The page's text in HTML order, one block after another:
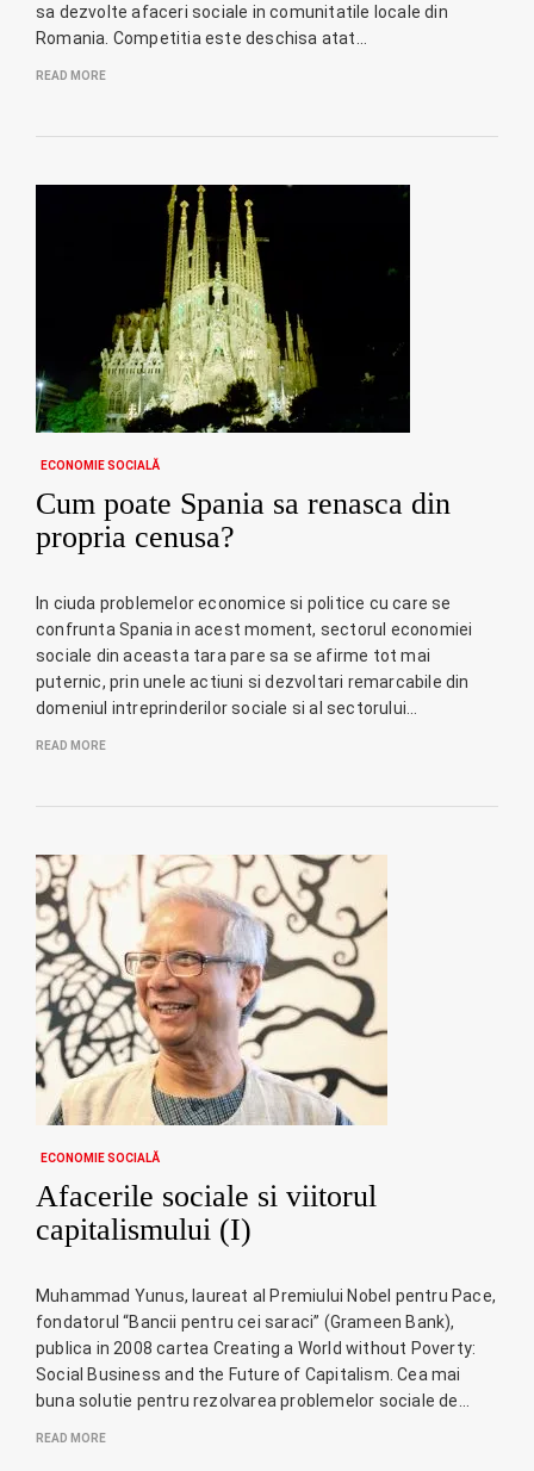
sa dezvolte afaceri sociale in comunitatile locale din
Romania. Competitia este deschisa atat…
READ MORE
ECONOMIE SOCIALĂ
Cum poate Spania sa renasca din
propria cenusa?
In ciuda problemelor economice si politice cu care se
confrunta Spania in acest moment, sectorul economiei
sociale din aceasta tara pare sa se afirme tot mai
puternic, prin unele actiuni si dezvoltari remarcabile din
domeniul intreprinderilor sociale si al sectorului…
READ MORE
ECONOMIE SOCIALĂ
Afacerile sociale si viitorul
capitalismului (I)
Muhammad Yunus, laureat al Premiului Nobel pentru Pace,
fondatorul “Bancii pentru cei saraci” (Grameen Bank),
publica in 2008 cartea Creating a World without Poverty:
Social Business and the Future of Capitalism. Cea mai
buna solutie pentru rezolvarea problemelor sociale de…
READ MORE